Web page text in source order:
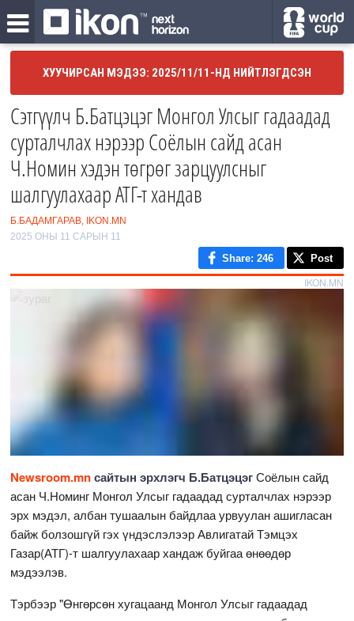
ХУУЧИРСАН МЭДЭЭ: 2025/11/11-НД НИЙТЛЭГДСЭН
Сэтгүүлч Б.Батцэцэг Монгол Улсыг гадаадад
сурталчлах нэрээр Соёлын сайд асан
Ч.Номин хэдэн төгрөг зарцуулсныг
шалгуулахаар АТГ-т хандав
Б.БАДАМГАРАВ, IKON.MN
2025 ОНЫ 11 САРЫН 11
Share: 246 Post
IKON.MN
Newsroom.mnсайтын эрхлэгч Б.БатцэцэгСоёлын сайд
асан Ч.Номинг Монгол Улсыг гадаадад сурталчлах нэрээр
эрх мэдэл, албан тушаалын байдлаа урвуулан ашигласан
байж болзошгүй гэх үндэслэлээр Авлигатай Тэмцэх
Газар(АТГ)-т шалгуулахаар хандаж буйгаа өнөөдөр
мэдээлэв.
Тэрбээр "Өнгөрсөн хугацаанд Монгол Улсыг гадаадад